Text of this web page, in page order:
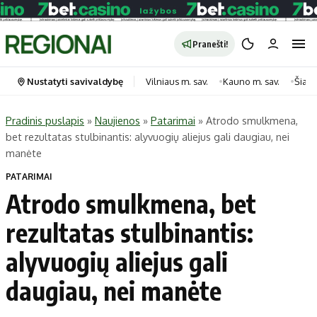
Pranešti!
Portalas
Naujausi
Regionai
Lietuva
Pasaulis
Politika
Kategorijos
Horoskopai
Laisvalaikis
Sveikata
Technologijos
Nustatyti savivaldybę Vilniaus m. sav. Kauno m. sav.
Pradinis puslapis » Naujienos » Patarimai » Atrodo smulkmena,
bet rezultatas stulbinantis: alyvuogių aliejus gali daugiau, nei
manėte
PATARIMAI
Atrodo smulkmena, bet
rezultatas stulbinantis:
alyvuogių aliejus gali
daugiau, nei manėte